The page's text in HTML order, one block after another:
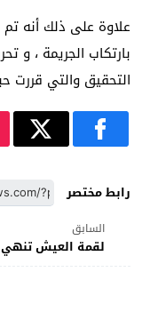
علاوة على ذلك أنه
بارتكاب الجريمة ، و
التحقيق والتي قررت حبس المتهم 4
رابط مختصر
السابق
لقمة العيش تنهي